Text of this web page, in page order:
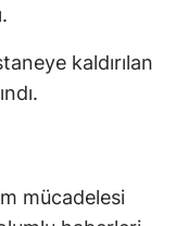
kaldırılan
mücadelesi